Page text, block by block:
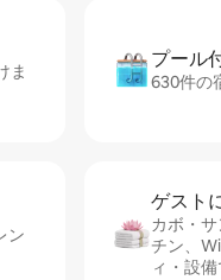
ま
プール
630件の
ン
ゲスト
カボ・
チン、
ィ・設